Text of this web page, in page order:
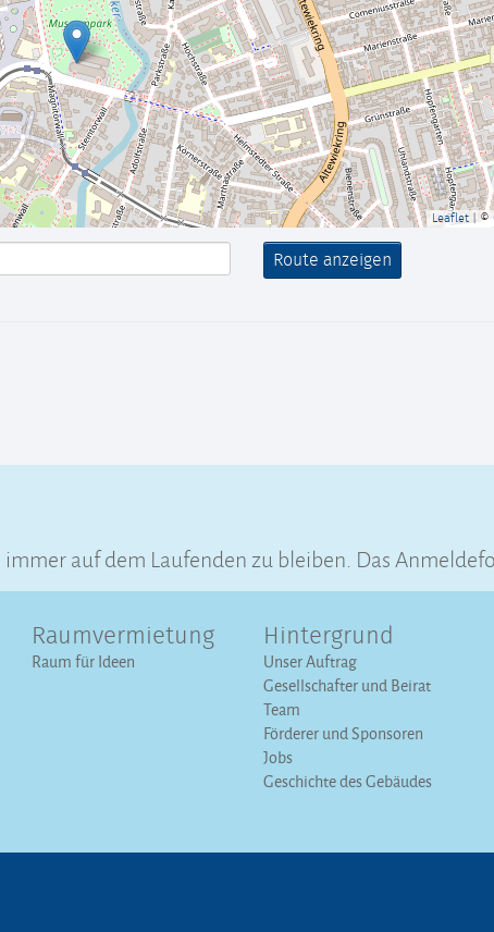
Leaflet | ©
auf dem Laufenden zu bleiben. Das
Raumvermietung
Raum für Ideen
Hintergrund
Unser Auftrag
Gesellschafter und Beirat
Team
Förderer und Sponsoren
Jobs
Geschichte des Gebäudes